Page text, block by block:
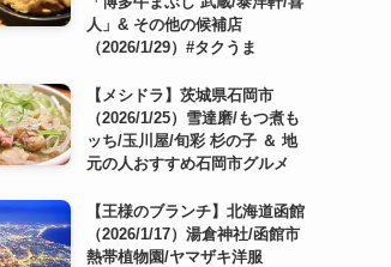
人」& その他の候補店
（2026/1/29）#タクうま
【メシドラ】茨城県石岡市
（2026/1/25）雪達磨/もつ煮も
ッち/玉川屋/旬彩 杉の子 ＆ 地
元の人おすすめ石岡市グルメ
【王様のブランチ】北海道函館
（2026/1/17）湯倉神社/函館市
熱帯植物園/ヤマザキ洋服